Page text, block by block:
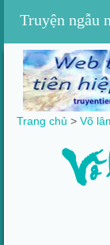
Truyện ngẫu
Trang chủ >Võ